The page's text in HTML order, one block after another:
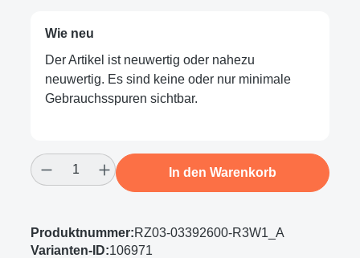
Wie neu
Der Artikel ist neuwertig oder nahezu
neuwertig. Es sind keine oder nur minimale
Gebrauchsspuren sichtbar.
Produkt Anzahl: Gib den gewünschten
In den Warenkorb
Produktnummer:RZ03-03392600-R3W1_A
Varianten-ID:106971